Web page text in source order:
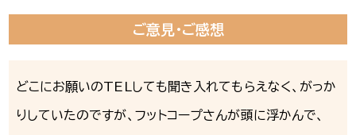
ご意見・ご感想
どこにお願いのTELしても聞き入れてもらえなく、がっか
りしていたのですが、フットコープさんが頭に浮かんで、